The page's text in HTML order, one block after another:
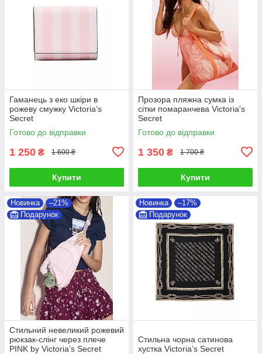
Гаманець з еко шкіри в
рожеву смужку Victoria’s
Secret
Готово до відправки
1 250 ₴ 1 600 ₴
Купити
Прозора пляжна сумка із
сітки помаранчева Victoria's
Secret
Готово до відправки
1 350 ₴ 1 700 ₴
Купити
Новинка
–21%
Подарунок
Стильний невеликий рожевий
рюкзак-слінг через плече
PINK by Victoria’s Secret
Новинка
–17%
Подарунок
Стильна чорна сатинова
хустка Victoria’s Secret